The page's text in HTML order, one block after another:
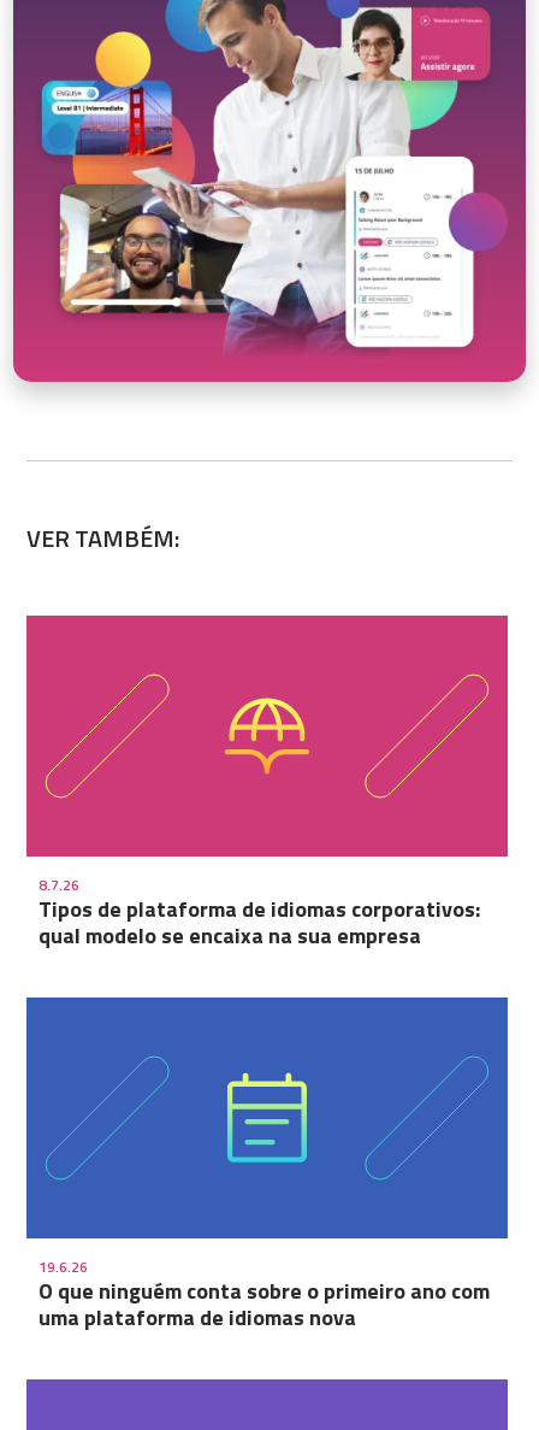
VER TAMBÉM:
8.7.26
Tipos de plataforma de idiomas corporativos:
qual modelo se encaixa na sua empresa
19.6.26
O que ninguém conta sobre o primeiro ano com
uma plataforma de idiomas nova